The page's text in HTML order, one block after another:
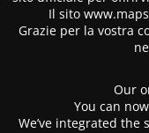
Il sito
Grazie per la vostra
Our
You can
We’ve integrated